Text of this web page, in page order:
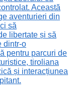
Această
aventurieri din
să
libertate și să
dintr-o
pentru parcuri de
tiroliana
și interacțiunea